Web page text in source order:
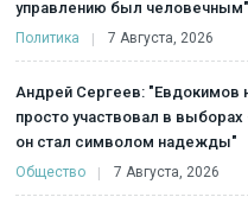
управлению был человечным"
Политика 7 Августа, 2026
Андрей Сергеев: "Евдокимов
просто участвовал в выборах
он стал символом надежды"
Общество 7 Августа, 2026